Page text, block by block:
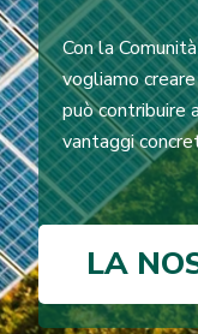
Con la
vogliamo
può contribuire
vantaggi
LA